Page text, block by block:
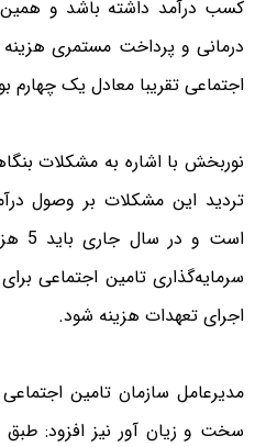
کسب درآمد داشته باشد و همین
درمانی و پرداخت مستمری
اجتماعی تقریبا معادل یک
نوربخش با اشاره به مشکلات
تردید این مشکلات بر وصول
سرمایه‌گذاری تامین اجتماعی
اجرای تعهدات هزینه شود.
مدیرعامل سازمان تامین
سخت و زیان آور نیز افزود: